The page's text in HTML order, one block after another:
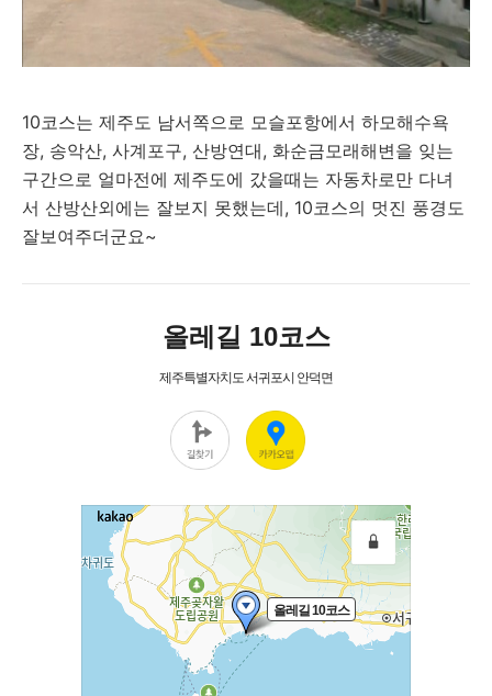
10코스는 제주도 남서쪽으로 모슬포항에서 하모해수욕
장, 송악산, 사계포구, 산방연대, 화순금모래해변을 잊는
구간으로 얼마전에 제주도에 갔을때는 자동차로만 다녀
서 산방산외에는 잘보지 못했는데, 10코스의 멋진 풍경도
잘보여주더군요~